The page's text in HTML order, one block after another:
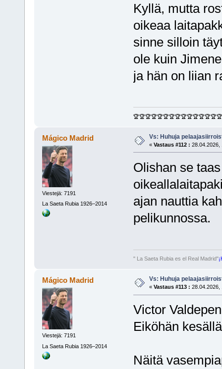
Kyllä, mutta
oikeaa
sinne silloin
ole kuin
ja hän on liian
🏆🏆🏆🏆🏆🏆🏆🏆🏆🏆🏆🏆🏆🏆🏆
Mágico Madrid
Viestejä: 7191
La Saeta Rubia 1926–2014
Vs: Huhuja
« Vastaus #112 : 28.04.2026,
Olishan se
ajan nauttia
pelikunnossa.
" La Saeta Rubia es el Real Madrid"
Mágico Madrid
Viestejä: 7191
La Saeta Rubia 1926–2014
Vs: Huhuja
« Vastaus #113 : 28.04.2026,
Victor
Eiköhän
Näitä